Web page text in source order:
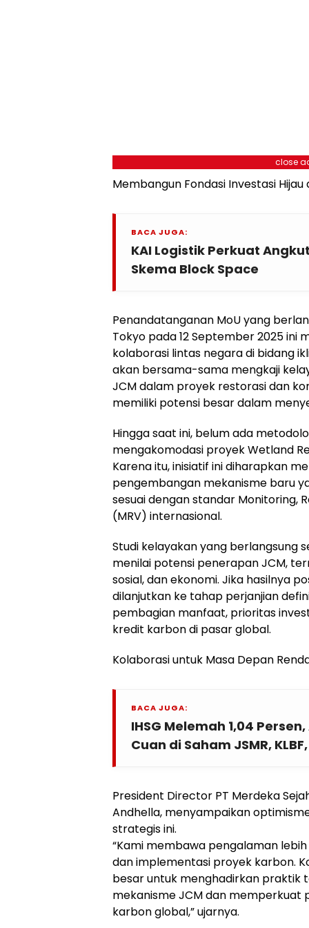
close
Membangun Fondasi Investasi
BACA JUGA:
KAI Logistik Perkuat
Skema Block Space
Penandatanganan MoU yang
Tokyo pada 12 September 2025 ini
kolaborasi lintas negara di bidang
akan bersama-sama mengkaji
JCM dalam proyek restorasi dan
memiliki potensi besar dalam
Hingga saat ini, belum ada
mengakomodasi proyek Wetland
Karena itu, inisiatif ini diharapkan
pengembangan mekanisme baru
sesuai dengan standar Monitoring,
(MRV) internasional.
Studi kelayakan yang berlangsung
menilai potensi penerapan JCM,
sosial, dan ekonomi. Jika hasilnya
dilanjutkan ke tahap perjanjian
pembagian manfaat, prioritas
kredit karbon di pasar global.
Kolaborasi untuk Masa Depan
BACA JUGA:
IHSG Melemah 1,04
Cuan di Saham JSMR,
President Director PT Merdeka
Andhella, menyampaikan
strategis ini.
“Kami membawa pengalaman
dan implementasi proyek karbon.
besar untuk menghadirkan praktik
mekanisme JCM dan memperkuat
karbon global,” ujarnya.